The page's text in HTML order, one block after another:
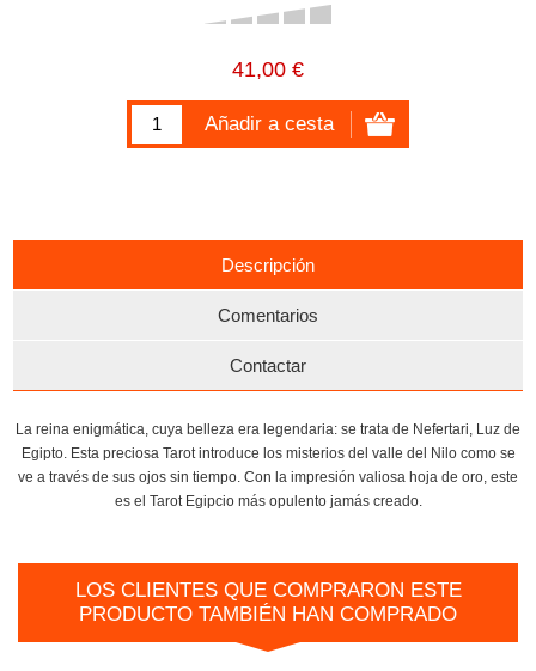
41,00 €
Descripción
Comentarios
Contactar
La reina enigmática, cuya belleza era legendaria: se trata de Nefertari, Luz de
Egipto. Esta preciosa Tarot introduce los misterios del valle del Nilo como se
ve a través de sus ojos sin tiempo. Con la impresión valiosa hoja de oro, este
es el Tarot Egipcio más opulento jamás creado.
LOS CLIENTES QUE COMPRARON ESTE
PRODUCTO TAMBIÉN HAN COMPRADO